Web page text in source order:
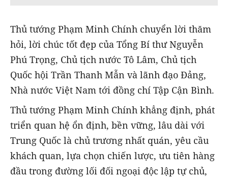
Thủ tướng Phạm Minh Chính chuyển lời thăm
hỏi, lời chúc tốt đẹp của Tổng Bí thư Nguyễn
Phú Trọng, Chủ tịch nước Tô Lâm, Chủ tịch
Quốc hội Trần Thanh Mẫn và lãnh đạo Đảng,
Nhà nước Việt Nam tới đồng chí Tập Cận Bình.
Thủ tướng Phạm Minh Chính khẳng định, phát
triển quan hệ ổn định, bền vững, lâu dài với
Trung Quốc là chủ trương nhất quán, yêu cầu
khách quan, lựa chọn chiến lược, ưu tiên hàng
đầu trong đường lối đối ngoại độc lập tự chủ,